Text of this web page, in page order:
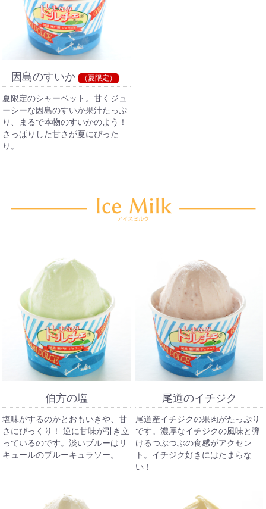
因島のすいか （夏限定）
夏限定のシャーベット。甘くジュ
ーシーな因島のすいか果汁たっぷ
り、まるで本物のすいかのよう！
さっぱりした甘さが夏にぴった
り。
伯方の塩
塩味がするのかとおもいきや、甘
さにびっくり！ 逆に甘味が引き立
っているのです。淡いブルーはリ
キュールのブルーキュラソー。
尾道のイチジク
尾道産イチジクの果肉がたっぷり
です。濃厚なイチジクの風味と弾
けるつぶつぶの食感がアクセン
ト。イチジク好きにはたまらな
い！